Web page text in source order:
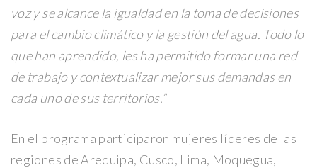
voz y se alcance la igualdad en la toma de decisiones
para el cambio climático y la gestión del agua. Todo lo
que han aprendido, les ha permitido formar una red
de trabajo y contextualizar mejor sus demandas en
cada uno de sus territorios.”
En el programa participaron mujeres líderes de las
regiones de Arequipa, Cusco, Lima, Moquegua,